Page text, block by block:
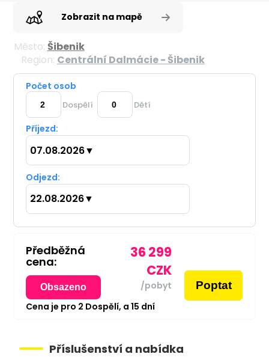
Zobrazit na mapě
Město: Šibenik
Region: Centrální Dalmácie - Šibenik
Počet osob
Dospělí Dětí
Příjezd:
07.08.2026▼
Odjezd:
22.08.2026▼
Předběžná
cena:
Obsazeno
36 299
CZK
/pobyt Poptat
Cena je pro 2 Dospělí, a 15 dní
Příslušenství a nabídka